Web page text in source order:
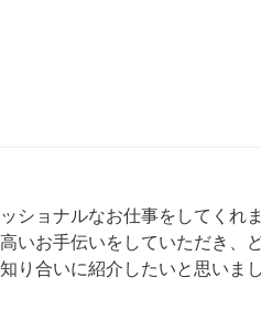
ショナルなお仕事をしてくれま
いお手伝いをしていただき、
り合いに紹介したいと思いまし